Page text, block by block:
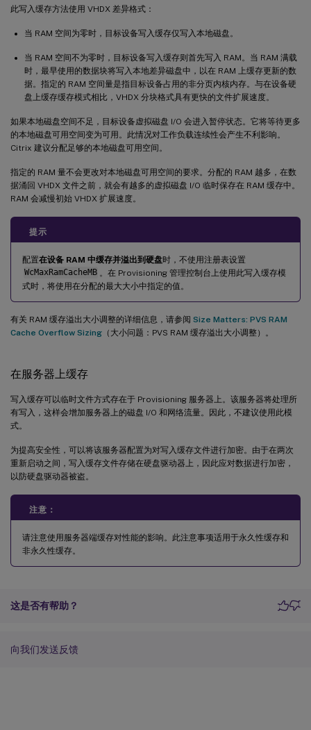
此写入缓存方法使用 VHDX 差异格式：
当 RAM 空间为零时，目标设备写入缓存仅写入本地磁盘。
当 RAM 空间不为零时，目标设备写入缓存则首先写入 RAM。当 RAM 满载
时，最早使用的数据块将写入本地差异磁盘中，以在 RAM 上缓存更新的数
据。指定的 RAM 空间量是指目标设备占用的非分页内核内存。与在设备硬
盘上缓存缓存模式相比，VHDX 分块格式具有更快的文件扩展速度。
如果本地磁盘空间不足，目标设备虚拟磁盘 I/O 会进入暂停状态。它将等待更多
的本地磁盘可用空间变为可用。此情况对工作负载连续性会产生不利影响。
Citrix 建议分配足够的本地磁盘可用空间。
指定的 RAM 量不会更改对本地磁盘可用空间的要求。分配的 RAM 越多，在数
据涌回 VHDX 文件之前，就会有越多的虚拟磁盘 I/O 临时保存在 RAM 缓存中。
RAM 会减慢初始 VHDX 扩展速度。
提示
配置在设备 RAM 中缓存并溢出到硬盘时，不使用注册表设置
WcMaxRamCacheMB 。在 Provisioning 管理控制台上使用此写入缓存模
式时，将使用在分配的最大大小中指定的值。
有关 RAM 缓存溢出大小调整的详细信息，请参阅 Size Matters: PVS RAM
Cache Overflow Sizing （大小问题：PVS RAM 缓存溢出大小调整）。
在服务器上缓存
写入缓存可以临时文件方式存在于 Provisioning 服务器上。该服务器将处理所
有写入，这样会增加服务器上的磁盘 I/O 和网络流量。因此，不建议使用此模
式。
为提高安全性，可以将该服务器配置为对写入缓存文件进行加密。由于在两次
重新启动之间，写入缓存文件存储在硬盘驱动器上，因此应对数据进行加密，
以防硬盘驱动器被盗。
注意：
请注意使用服务器端缓存对性能的影响。此注意事项适用于永久性缓存和
非永久性缓存。
这是否有帮助？
向我们发送反馈